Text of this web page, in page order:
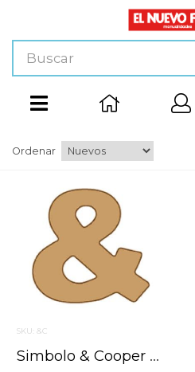
Ordenar
SKU: &C
Simbolo & Cooper Mini 4 X 6 Cms.